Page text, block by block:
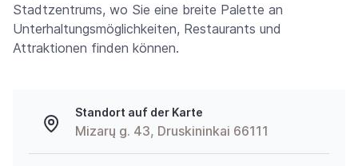
Stadtzentrums, wo Sie eine breite Palette an
Unterhaltungsmöglichkeiten, Restaurants und
Attraktionen finden können.
Standort auf der Karte
Mizarų g. 43, Druskininkai 66111